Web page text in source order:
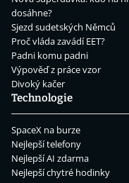
dosáhne?
Sjezd sudetských Němců
Proč vláda zavádí EET?
Padni komu padni
Výpověď z práce vzor
Divoký kačer
Technologie
SpaceX na burze
Nejlepší telefony
Nejlepší AI zdarma
Nejlepší chytré hodinky